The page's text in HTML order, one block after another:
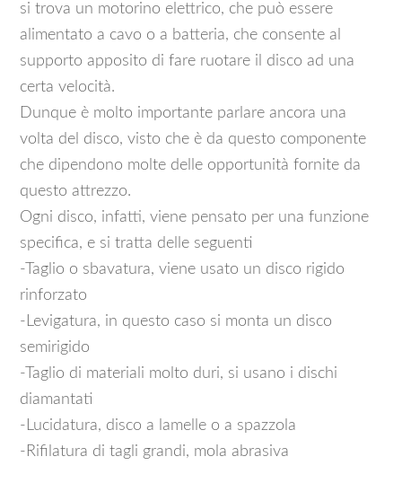
si trova un motorino elettrico, che può essere
alimentato a cavo o a batteria, che consente al
supporto apposito di fare ruotare il disco ad una
certa velocità.
Dunque è molto importante parlare ancora una
volta del disco, visto che è da questo componente
che dipendono molte delle opportunità fornite da
questo attrezzo.
Ogni disco, infatti, viene pensato per una funzione
specifica, e si tratta delle seguenti
-Taglio o sbavatura, viene usato un disco rigido
rinforzato
-Levigatura, in questo caso si monta un disco
semirigido
-Taglio di materiali molto duri, si usano i dischi
diamantati
-Lucidatura, disco a lamelle o a spazzola
-Rifilatura di tagli grandi, mola abrasiva